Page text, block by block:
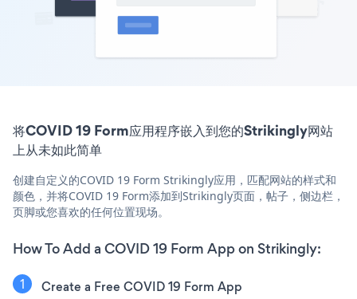
将COVID 19 Form应用程序嵌入到您的Strikingly网站
上从未如此简单
创建自定义的COVID 19 Form Strikingly应用，匹配网站的样式和
颜色，并将COVID 19 Form添加到Strikingly页面，帖子，侧边栏，
页脚或您喜欢的任何位置现场。
How To Add a COVID 19 Form App on Strikingly:
Create a Free COVID 19 Form App